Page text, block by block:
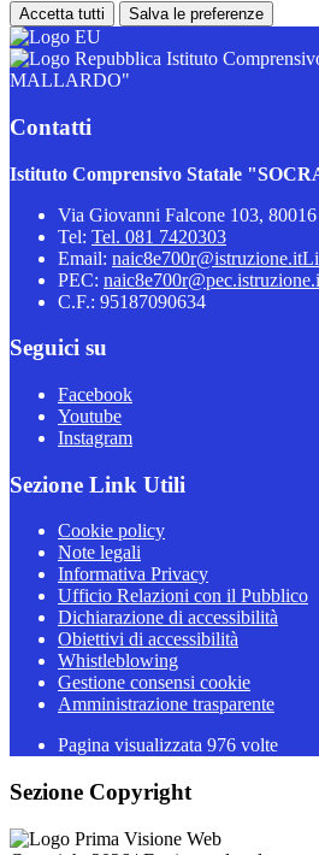
Accetta tutti Salva le preferenze
Istituto
MALLARDO"
Contatti
Istituto Comprensivo Statale
Via Giovanni Falcone 103,
Tel: Tel. 081 7420303
Email: naic8e700r@istruzione.it
PEC:
C.F.: 95187090634
Seguici su
Facebook
Youtube
Instagram
Sezione Link Utili
Cookie policy
Note legali
Informativa Privacy
Ufficio Relazioni con il Pubblico
Dichiarazione di accessibilità
Obiettivi di accessibilità
Whistleblowing
Gestione consensi cookie
Amministrazione trasparente
Pagina visualizzata 976 volte
Sezione Copyright